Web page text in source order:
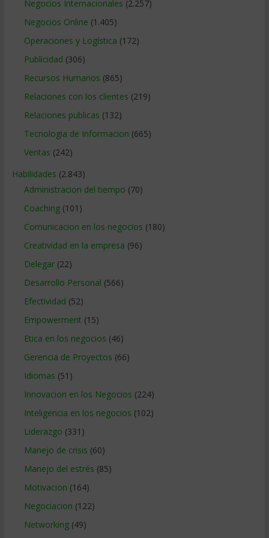
Negocios Internacionales (2.257)
Negocios Online (1.405)
Operaciones y Logística (172)
Publicidad (306)
Recursos Humanos (865)
Relaciones con los clientes (219)
Relaciones publicas (132)
Tecnologia de Informacion (665)
Ventas (242)
Habilidades (2.843)
Administracion del tiempo (70)
Coaching(101)
Comunicacion en los negocios (180)
Creatividad en la empresa (96)
Delegar(22)
Desarrollo Personal (566)
Efectividad (52)
Empowerment (15)
Etica en los negocios (46)
Gerencia de Proyectos (66)
Idiomas (51)
Innovacion en los Negocios (224)
Inteligencia en los negocios (102)
Liderazgo (331)
Manejo de crisis (60)
Manejo del estrés (85)
Motivacion (164)
Negociacion (122)
Networking(49)